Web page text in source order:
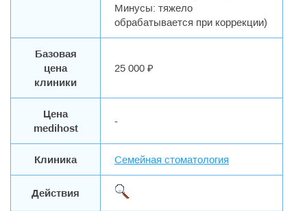
Минусы: тяжело
обрабатывается при коррекции)
Базовая
цена
клиники
25 000 ₽
Цена
medihost
-
Клиника Семейная стоматология
Действия